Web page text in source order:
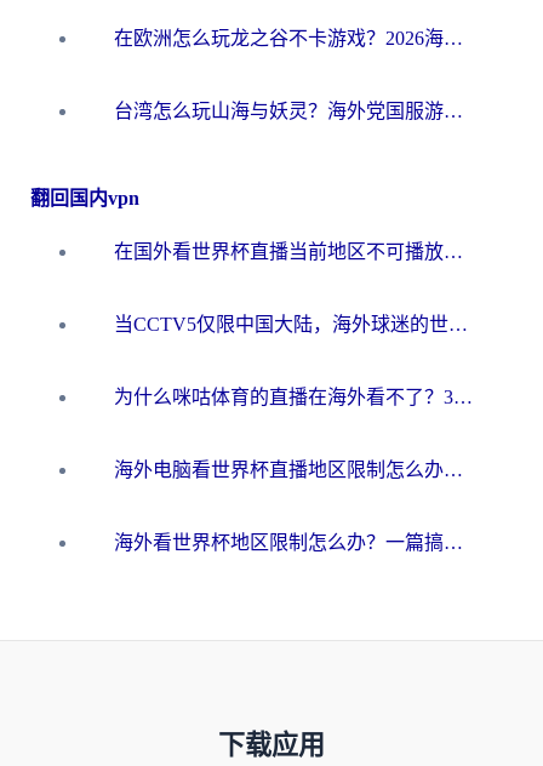
在欧洲怎么玩龙之谷不卡游戏？2026海外党国服游戏加速全攻略
台湾怎么玩山海与妖灵？海外党国服游戏加速全攻略，告别延迟卡顿
翻回国内vpn
在国外看世界杯直播当前地区不可播放？海外党必看的回国加速全攻略
当CCTV5仅限中国大陆，海外球迷的世界杯狂欢如何继续？
为什么咪咕体育的直播在海外看不了？3步解决海外看世界杯+抖音地区限制难题
海外电脑看世界杯直播地区限制怎么办？你需要一个聪明的加速器
海外看世界杯地区限制怎么办？一篇搞定咪咕视频播放+国内资源无缝访问指南
下载应用